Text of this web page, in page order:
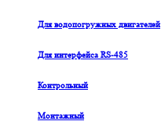
Для водопогружных двигателей
Для интерфейса RS-485
Контрольный
Монтажный